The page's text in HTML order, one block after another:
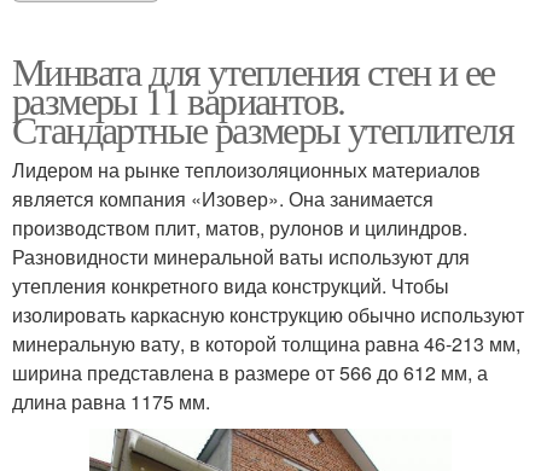
Минвата для утепления стен и ее
размеры 11 вариантов.
Стандартные размеры утеплителя
Лидером на рынке теплоизоляционных материалов
является компания «Изовер». Она занимается
производством плит, матов, рулонов и цилиндров.
Разновидности минеральной ваты используют для
утепления конкретного вида конструкций. Чтобы
изолировать каркасную конструкцию обычно используют
минеральную вату, в которой толщина равна 46-213 мм,
ширина представлена в размере от 566 до 612 мм, а
длина равна 1175 мм.